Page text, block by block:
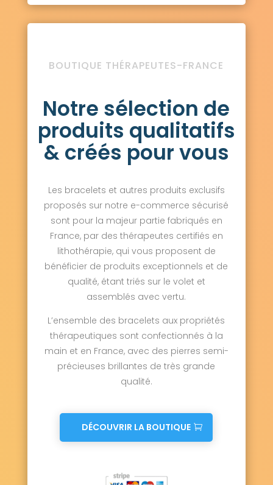
BOUTIQUE THÉRAPEUTES-FRANCE
Notre sélection de
produits qualitatifs
& créés pour vous
Les bracelets et autres produits exclusifs
proposés sur notre e-commerce sécurisé
sont pour la majeur partie fabriqués en
France, par des thérapeutes certifiés en
lithothérapie, qui vous proposent de
bénéficier de produits exceptionnels et de
qualité, étant triés sur le volet et
assemblés avec vertu.
L’ensemble des bracelets aux propriétés
thérapeutiques sont confectionnés à la
main et en France, avec des pierres semi-
précieuses brillantes de très grande
qualité.
DÉCOUVRIR LA BOUTIQUE